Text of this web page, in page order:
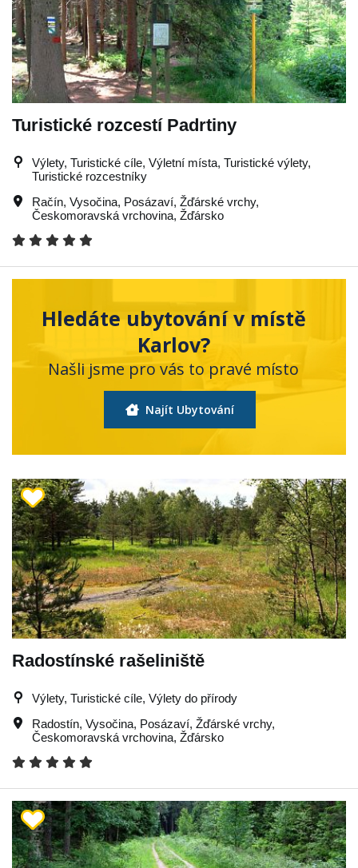
Turistické rozcestí Padrtiny
Výlety, Turistické cíle, Výletní místa, Turistické výlety,
Turistické rozcestníky
Račín, Vysočina, Posázaví, Žďárské vrchy,
Českomoravská vrchovina, Žďársko
Hledáte ubytování v místě
Karlov?
Našli jsme pro vás to pravé místo
Najít Ubytování
Radostínské rašeliniště
Výlety, Turistické cíle, Výlety do přírody
Radostín, Vysočina, Posázaví, Žďárské vrchy,
Českomoravská vrchovina, Žďársko